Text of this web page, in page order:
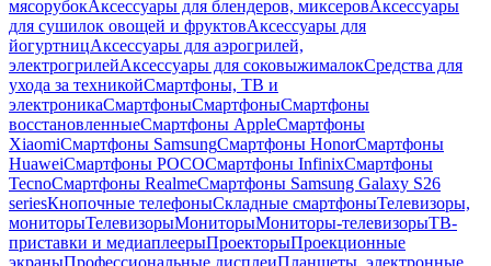
мясорубокАксессуары для блендеров, миксеровАксессуары
для сушилок овощей и фруктовАксессуары для
йогуртницАксессуары для аэрогрилей,
электрогрилейАксессуары для соковыжималокСредства для
ухода за техникойСмартфоны, ТВ и
электроникаСмартфоныСмартфоныСмартфоны
восстановленныеСмартфоны AppleСмартфоны
XiaomiСмартфоны SamsungСмартфоны HonorСмартфоны
HuaweiСмартфоны POCOСмартфоны InfinixСмартфоны
TecnoСмартфоны RealmeСмартфоны Samsung Galaxy S26
seriesКнопочные телефоныСкладные смартфоныТелевизоры,
мониторыТелевизорыМониторыМониторы-телевизорыТВ-
приставки и медиаплеерыПроекторыПроекционные
экраныПрофессиональные дисплеиПланшеты, электронные